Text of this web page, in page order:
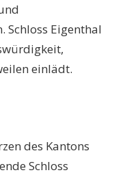
Schloss Eigenthal
einlädt.
des Kantons
Schloss